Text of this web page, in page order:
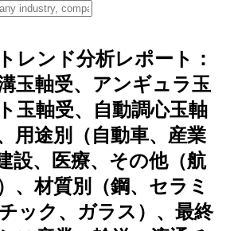
レンド分析レポート：
玉軸受、アンギュラ玉
玉軸受、自動調心玉軸
用途別（自動車、産業
設、医療、その他（航
、材質別（鋼、セラミ
ック、ガラス）、最終